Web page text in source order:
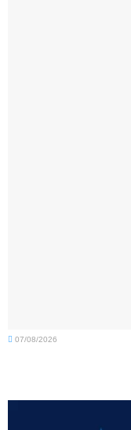
07/08/2026